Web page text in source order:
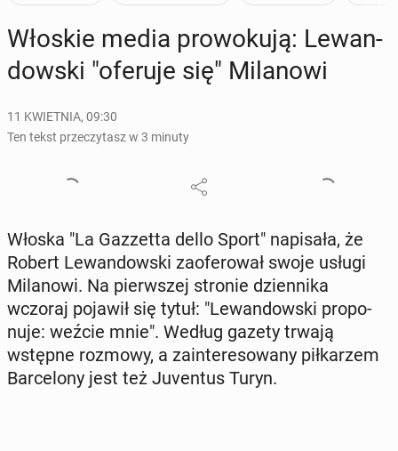
Włoskie media pro­wo­ku­ją: Le­wan­
dow­ski "oferuje się" Mi­la­no­wi
11 KWIETNIA, 09:30
Ten tekst przeczytasz w 3 minuty
Włoska "La Gaz­zet­ta dello Sport" na­pi­sa­ła, że
Robert Le­wan­dow­ski za­ofe­ro­wał swoje usługi
Mi­la­no­wi. Na pierw­szej stronie dzien­ni­ka
wczoraj pojawił się tytuł: "Le­wan­dow­ski pro­po­
nu­je: weźcie mnie". Według gazety trwają
wstępne rozmowy, a za­in­te­re­so­wa­ny pił­ka­rzem
Bar­ce­lo­ny jest też Ju­ven­tus Turyn.